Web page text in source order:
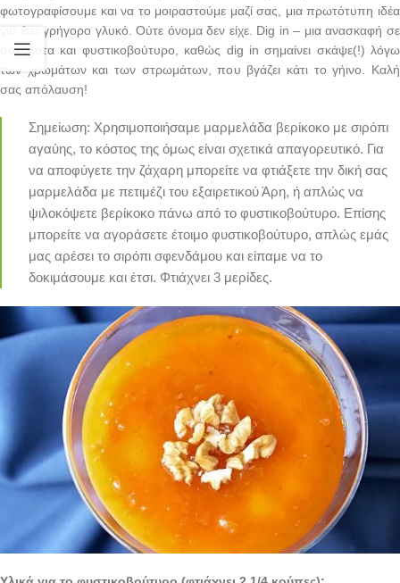
φωτογραφίσουμε και να το μοιραστούμε μαζί σας, μια πρωτότυπη ιδέα
για ένα γρήγορο γλυκό. Ούτε όνομα δεν είχε. Dig in – μια ανασκαφή σε
σοκολάτα και φυστικοβούτυρο, καθώς dig in σημαίνει σκάψε(!) λόγω
των χρωμάτων και των στρωμάτων, που βγάζει κάτι το γήινο. Καλή
σας απόλαυση!
Σημείωση: Χρησιμοποιήσαμε μαρμελάδα βερίκοκο με σιρόπι
αγαύης, το κόστος της όμως είναι σχετικά απαγορευτικό. Για
να αποφύγετε την ζάχαρη μπορείτε να φτιάξετε την δική σας
μαρμελάδα με πετιμέζι του εξαιρετικού Άρη, ή απλώς να
ψιλοκόψετε βερίκοκο πάνω από το φυστικοβούτυρο. Επίσης
μπορείτε να αγοράσετε έτοιμο φυστικοβούτυρο, απλώς εμάς
μας αρέσει το σιρόπι σφενδάμου και είπαμε να το
δοκιμάσουμε και έτσι. Φτιάχνει 3 μερίδες.